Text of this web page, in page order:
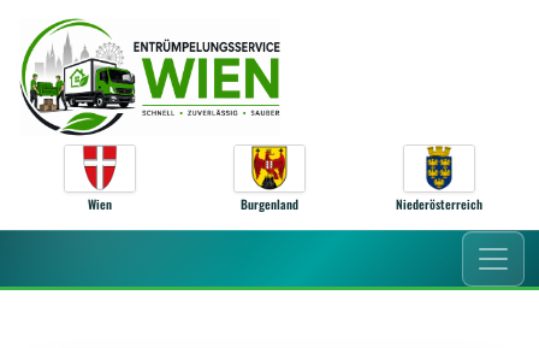
Zum Inhalt springen
Wien Burgenland Niederösterreich